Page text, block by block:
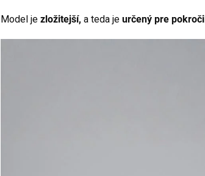
Model je zložitejší, a teda je určený pre